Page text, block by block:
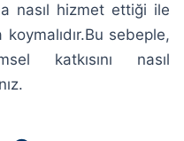
nasıl hizmet ettiği ile
sebeple,
katkısını nasıl